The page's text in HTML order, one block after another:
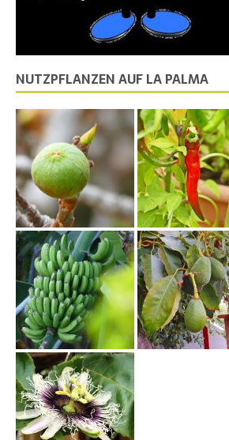
NUTZPFLANZEN AUF LA PALMA